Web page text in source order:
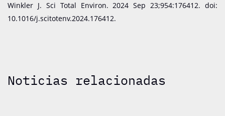
Winkler J. Sci Total Environ. 2024 Sep 23;954:176412. doi:
10.1016/j.scitotenv.2024.176412.
Noticias relacionadas